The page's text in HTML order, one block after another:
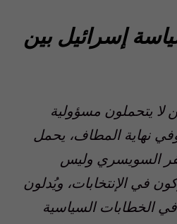
إسرائيل بين
لا يتحملون مسؤولية
نهاية المطاف، يحمل
السويسري وليس
في الإنتخابات، ويُدلون
الخطابات السياسية